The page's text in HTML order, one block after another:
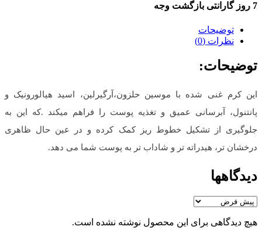
7 روز گارانتی بازگشت وجه
توضیحات
نظرات (0)
توضیحات:
این کرم غنی شده با موسین حلزون،آرگیرلین، اسید هیالورونیک و
پانتنول، آبرسانی عمیق و تغذیه پوست را فراهم میکند .که این به
جلوگیری از تشکیل خطوط ریز کمک کرده و در عین حال ظاهری
درخشان تر، هیدراته تر و شاداب تر به پوست شما می دهد.
دیدگاهها
هیچ دیدگاهی برای این محصول نوشته نشده است.